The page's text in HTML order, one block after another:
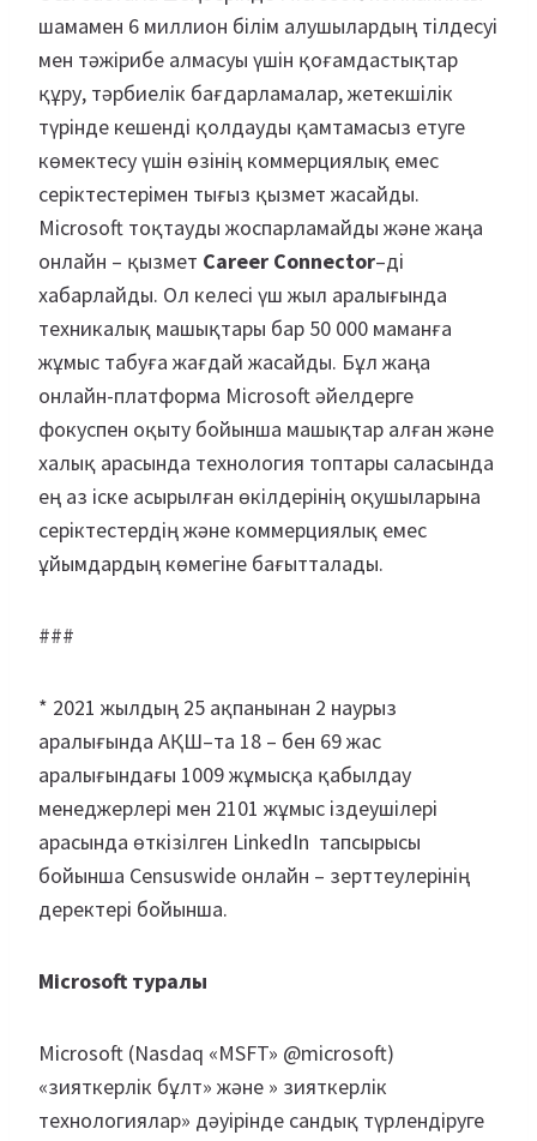
шамамен 6 миллион білім алушылардың тілдесуі
мен тәжірибе алмасуы үшін қоғамдастықтар
құру, тәрбиелік бағдарламалар, жетекшілік
түрінде кешенді қолдауды қамтамасыз етуге
көмектесу үшін өзінің коммерциялық емес
серіктестерімен тығыз қызмет жасайды.
Microsoft тоқтауды жоспарламайды және жаңа
онлайн – қызмет Career Connector–ді
хабарлайды. Ол келесі үш жыл аралығында
техникалық машықтары бар 50 000 маманға
жұмыс табуға жағдай жасайды. Бұл жаңа
онлайн-платформа Microsoft әйелдерге
фокуспен оқыту бойынша машықтар алған және
халық арасында технология топтары саласында
ең аз іске асырылған өкілдерінің оқушыларына
серіктестердің және коммерциялық емес
ұйымдардың көмегіне бағытталады.
###
* 2021 жылдың 25 ақпанынан 2 наурыз
аралығында АҚШ–та 18 – бен 69 жас
аралығындағы 1009 жұмысқа қабылдау
менеджерлері мен 2101 жұмыс іздеушілері
арасында өткізілген LinkedIn тапсырысы
бойынша Censuswide онлайн – зерттеулерінің
деректері бойынша.
Microsoft туралы
Microsoft (Nasdaq «MSFT» @microsoft)
«зияткерлік бұлт» және » зияткерлік
технологиялар» дәуірінде сандық түрлендіруге